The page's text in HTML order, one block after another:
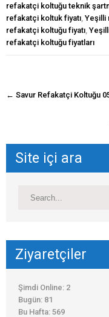
refakatçi koltuğu teknik
refakatçi koltuk fiyatı Yeşilli
refakatçi koltuğu fiyatı
refakatçi koltuğu fiyatları
← Savur Refakatçi Koltuğu
Site içi ara
Ziyaretçiler
Şimdi Online: 2
Bugün: 81
Bu Hafta: 569